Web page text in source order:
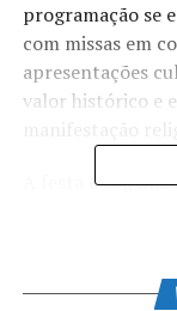
programação se
com missas em
apresentações
valor histórico e
A festa é
valoriza a
turístico. O